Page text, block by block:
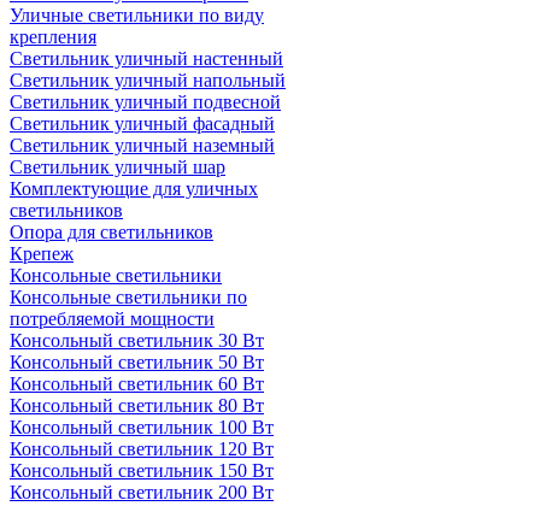
Уличные светильники по виду
крепления
Светильник уличный настенный
Светильник уличный напольный
Светильник уличный подвесной
Светильник уличный фасадный
Светильник уличный наземный
Cветильник уличный шар
Комплектующие для уличных
светильников
Опора для светильников
Крепеж
Консольные светильники
Консольные светильники по
потребляемой мощности
Консольный светильник 30 Вт
Консольный светильник 50 Вт
Консольный светильник 60 Вт
Консольный светильник 80 Вт
Консольный светильник 100 Вт
Консольный светильник 120 Вт
Консольный светильник 150 Вт
Консольный светильник 200 Вт